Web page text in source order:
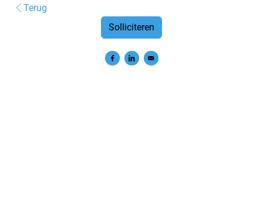
Terug
Solliciteren
Delen op Facebook
Delen op LinkedIn
Versturen per e-mail